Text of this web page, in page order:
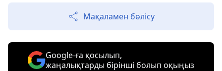
Мақаламен бөлісу
Google-ға қосылып,
жаңалықтарды бірінші болып оқыңыз